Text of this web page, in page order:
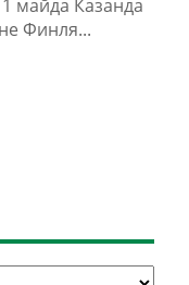
майда Казанда
Финля...